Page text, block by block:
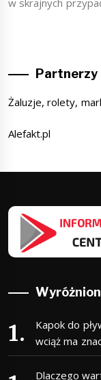
w skrajnych
Partnerzy
Żaluzje, rolety,
Alefakt.pl
Kapok do
wciąż ma
Dlaczego